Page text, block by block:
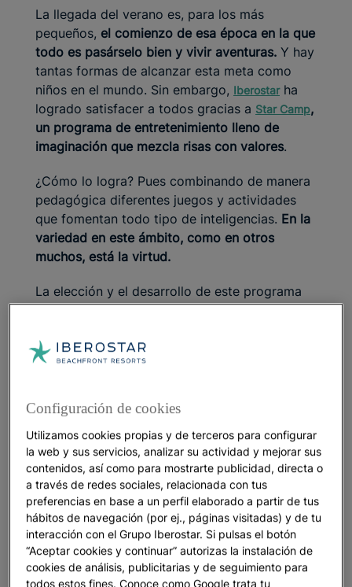
La llegada del verano es, para los más
pequeños, el comienzo de esa época en la que
todo es pasárselo bien y vivir aventuras. Y hay
tantas formas de alcanzar esta meta como
niños en el mundo. Sin embargo, Iberostarha
logrado satisfacer a todos gracias a Star Camp,
un programa de entretenimiento lleno de
imaginación que mezcla risas con valores.
¿Cómo lo logra? Pues combinando de manera
pedagógica diferentes juegos y actividades
que fomentan todo tipo de inteligencias. En la
variedad en este ámbito, como en otros
muchos, está la virtud.
La elección y el desarrollo de este programa
se basa en lateoría de las inteligencias
profesor en Psicología y Ciencias de la
Educación que en los años 80 revolucionó su
suma de diferentes habilidades más allá de la
se desarrollan en el colegio. Star Camp se
centra en potenciar la empatía, las
interactuaciones, el conocimiento de uno
mismo, el baile y el movimiento, el respeto y
conocimiento del medio ambiente, y la
orientación para que los más pequeños
descubran y trabajen el resto de las
inteligencias.
Configuración de cookies
Utilizamos cookies propias y de terceros para configurar
la web y sus servicios, analizar su actividad y mejorar sus
contenidos, así como para mostrarte publicidad, directa o
a través de redes sociales, relacionada con tus
preferencias en base a un perfil elaborado a partir de tus
hábitos de navegación (por ej., páginas visitadas) y de tu
interacción con el Grupo Iberostar. Si pulsas el botón
“Aceptar cookies y continuar” autorizas la instalación de
cookies de análisis, publicitarias y de seguimiento para
todos estos fines. Conoce como Google trata tu